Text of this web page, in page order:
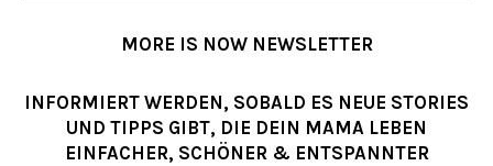
MORE IS NOW NEWSLETTER
INFORMIERT WERDEN, SOBALD ES NEUE STORIES
UND TIPPS GIBT, DIE DEIN MAMA LEBEN
EINFACHER, SCHÖNER & ENTSPANNTER